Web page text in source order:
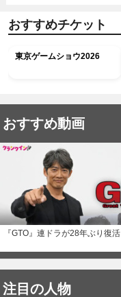
おすすめチケット
東京ゲームショウ2026
おすすめ動画
『GTO』連ドラが28年ぶり復活
注目の人物